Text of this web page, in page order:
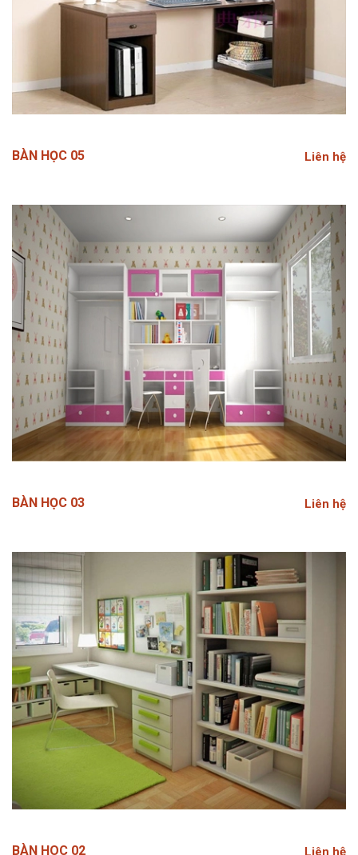
BÀN HỌC 05 Liên hệ
BÀN HỌC 03 Liên hệ
BÀN HOC 02 Liên hệ